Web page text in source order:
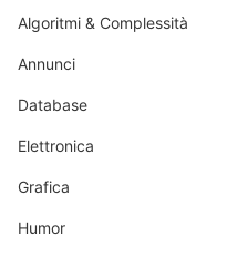
Algoritmi & Complessità
Annunci
Database
Elettronica
Grafica
Humor